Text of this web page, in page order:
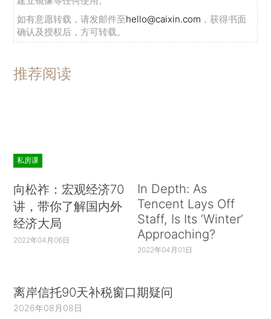
如有意愿转载，请发邮件至hello@caixin.com ，获得书面
确认及授权后，方可转载。
推荐阅读
私房课
向松祚：宏观经济70
讲，带你了解国内外
经济大局
2022年04月06日
In Depth: As
Tencent Lays Off
Staff, Is Its ‘Winter’
Approaching?
2022年04月01日
离岸信托90天补税窗口期疑问
2026年08月08日